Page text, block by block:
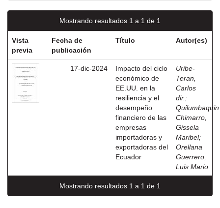
Mostrando resultados 1 a 1 de 1
Vista
previa
Fecha de
publicación
Título Autor(es)
17-dic-2024
Impacto del ciclo
económico de
EE.UU. en la
resiliencia y el
desempeño
financiero de las
empresas
importadoras y
exportadoras del
Ecuador
Uribe-
Teran,
Carlos
dir. ;
Quilumbaquin
Chimarro,
Gissela
Maribel;
Orellana
Guerrero,
Luis Mario
Mostrando resultados 1 a 1 de 1